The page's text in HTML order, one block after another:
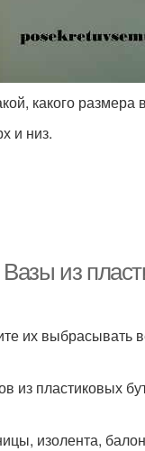
какого размера
и низ.
из
их выбрасывать
из пластиковых
изолента,